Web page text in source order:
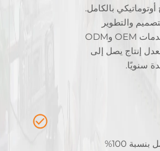
أوتوماتيكي بالكامل.
والتطوير
والإنتاج. قمنا بتقديم خدمات OEM وODM
بمعدل إنتاج يصل إلى
نقوم بتقديم فحص كامل بنسبة 100%